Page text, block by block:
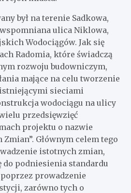
był na terenie Sadkowa,
ulica Niklowa,
Wodociągów. Jak się
Radomia, które świadczą
rozwoju budowniczym,
mające na celu tworzenie
sieciami
wodociągu na ulicy
przedsięwzięć
projektu o nazwie
Głównym celem tego
istotnych zmian,
podniesienia standardu
prowadzenie
zarówno tych o